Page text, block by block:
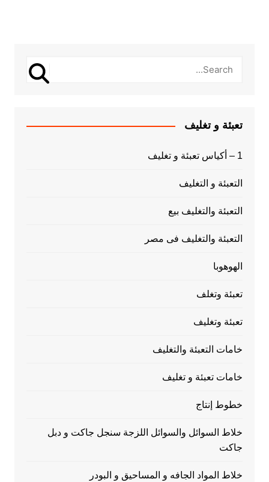
تعبئة و تغليف
1 – أكياس تعبئة و تغليف
التعبئة و التغليف
التعبئة والتغليف بيع
التعبئة والتغليف فى مصر
الهوهوبا
تعبئة وتغلف
تعبئة وتغليف
خامات التعبئة والتغليف
خامات تعبئة و تغليف
خطوط إنتاج
خلاط السوائل والسوائل اللزجة سنجل جاكت و دبل
جاكت
خلاط المواد الجافه و المساحيق و البودر